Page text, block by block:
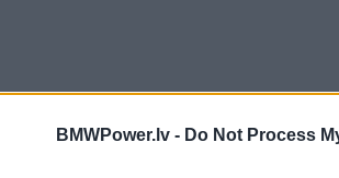
BMWPower.lv - Do Not Process